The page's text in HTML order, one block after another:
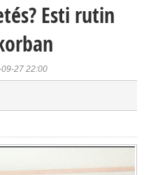
Esti rutin
27 22:00